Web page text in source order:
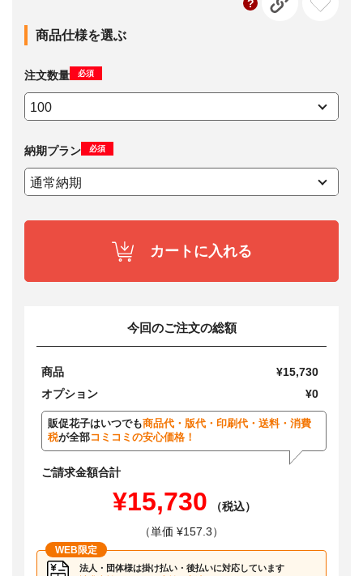
商品仕様を選ぶ
注文数量 必須
納期プラン 必須
カートに入れる
今回のご注文の総額
商品
¥15,730
オプション
¥0
販促花子はいつでも商品代・版代・印刷代・送料・消費
税が全部コミコミの安心価格！
ご請求金額合計
¥15,730
（税込）
（単価 ¥157.3）
WEB限定
法人・団体様は掛け払い・後払いに対応しています